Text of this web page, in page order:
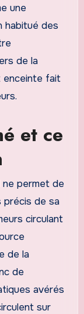
une
habitué des
de la
enceinte fait
et ce
ne permet de
précis de sa
circulant
de la
de
avérés
sur